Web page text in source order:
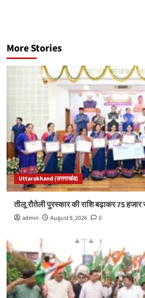
More Stories
Uttarakhand (उत्तराखंड)
तीलू रौतेली पुरस्कार की राशि बढ़ाकर 75
admin August 9, 2026 0